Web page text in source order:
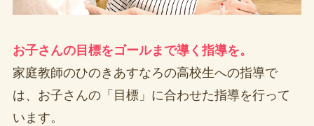
お子さんの目標をゴールまで導く指導を。
家庭教師のひのきあすなろの高校生への指導で
は、お子さんの「目標」に合わせた指導を行って
います。